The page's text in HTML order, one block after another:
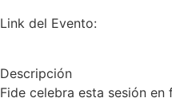
Link del Evento:
Descripción
Fide celebra esta sesión